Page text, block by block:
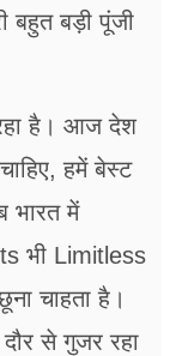
बहुत बड़ी पूंजी
है। आज देश
हमें बेस्ट
भारत में
भी Limitless
चाहता है।
से गुजर रहा